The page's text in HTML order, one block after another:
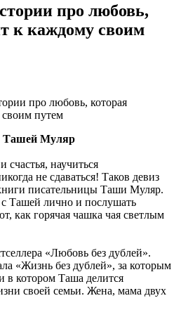
про любовь,
к каждому своим
Ташей Муляр
счастья, научиться
не сдаваться! Таков девиз
писательницы Таши Муляр.
Ташей лично и послушать
как горячая чашка чая светлым
«Любовь без дублей».
«Жизнь без дублей», за которым
в котором Таша делится
своей семьи. Жена, мама двух